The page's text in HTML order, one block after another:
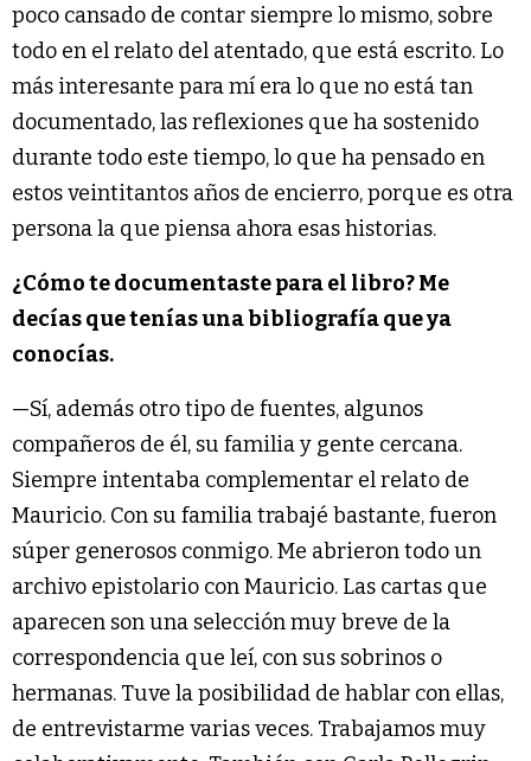
poco cansado de contar siempre lo mismo, sobre
todo en el relato del atentado, que está escrito. Lo
más interesante para mí era lo que no está tan
documentado, las reflexiones que ha sostenido
durante todo este tiempo, lo que ha pensado en
estos veintitantos años de encierro, porque es otra
persona la que piensa ahora esas historias.
¿Cómo te documentaste para el libro? Me
decías que tenías una bibliografía que ya
conocías.
—Sí, además otro tipo de fuentes, algunos
compañeros de él, su familia y gente cercana.
Siempre intentaba complementar el relato de
Mauricio. Con su familia trabajé bastante, fueron
súper generosos conmigo. Me abrieron todo un
archivo epistolario con Mauricio. Las cartas que
aparecen son una selección muy breve de la
correspondencia que leí, con sus sobrinos o
hermanas. Tuve la posibilidad de hablar con ellas,
de entrevistarme varias veces. Trabajamos muy